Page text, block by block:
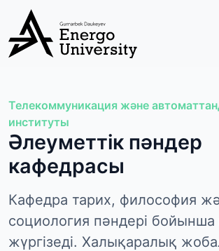
Телекоммуникация және
институты
Әлеуметтік пәндер
кафедрасы
Кафедра тарих, философия
социология пәндері бойынша
жүргізеді. Халықаралық